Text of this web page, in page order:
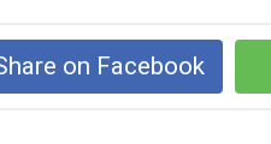
on Facebook